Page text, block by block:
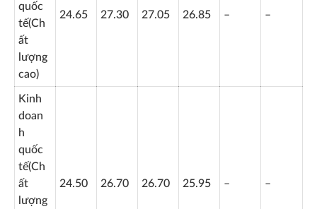
quốc
tế(Ch
ất
lượng
cao)
24.65 27.30 27.05 26.85 – –
Kinh
doan
h
quốc
tế(Ch
ất
lượng
24.50 26.70 26.70 25.95 – –